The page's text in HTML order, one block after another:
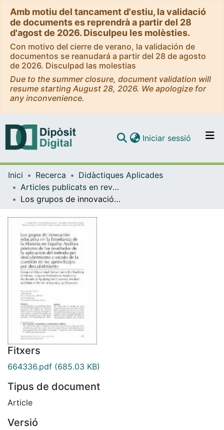
Amb motiu del tancament d'estiu, la validació
de documents es reprendrà a partir del 28
d'agost de 2026. Disculpeu les molèsties.
Con motivo del cierre de verano, la validación de
documentos se reanudará a partir del 28 de agosto
de 2026. Disculpad las molestias
Due to the summer closure, document validation will
resume starting August 28, 2026. We apologize for
any inconvenience.
Navega per tot el DD
Com publicar
Iniciar sessió (current)
Inici Recerca
Didàctiques Aplicades
Articles publicats en revistes (Didàctiques Aplicades)
Los grupos de innovación educativa en la Enseñanza de la Historia en España: Análisis póstumo de los resultados de la aplicción del método por descubrimiento y estado de la cuestión de los aprendizajes por descubrimiento
Fitxers
664336.pdf (685.03 KB)
Tipus de document
Article
Versió